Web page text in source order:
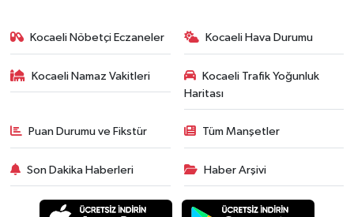
Kocaeli Nöbetçi Eczaneler Kocaeli Hava Durumu
Kocaeli Namaz Vakitleri
Kocaeli Trafik Yoğunluk
Haritası
Puan Durumu ve Fikstür Tüm Manşetler
Son Dakika Haberleri Haber Arşivi